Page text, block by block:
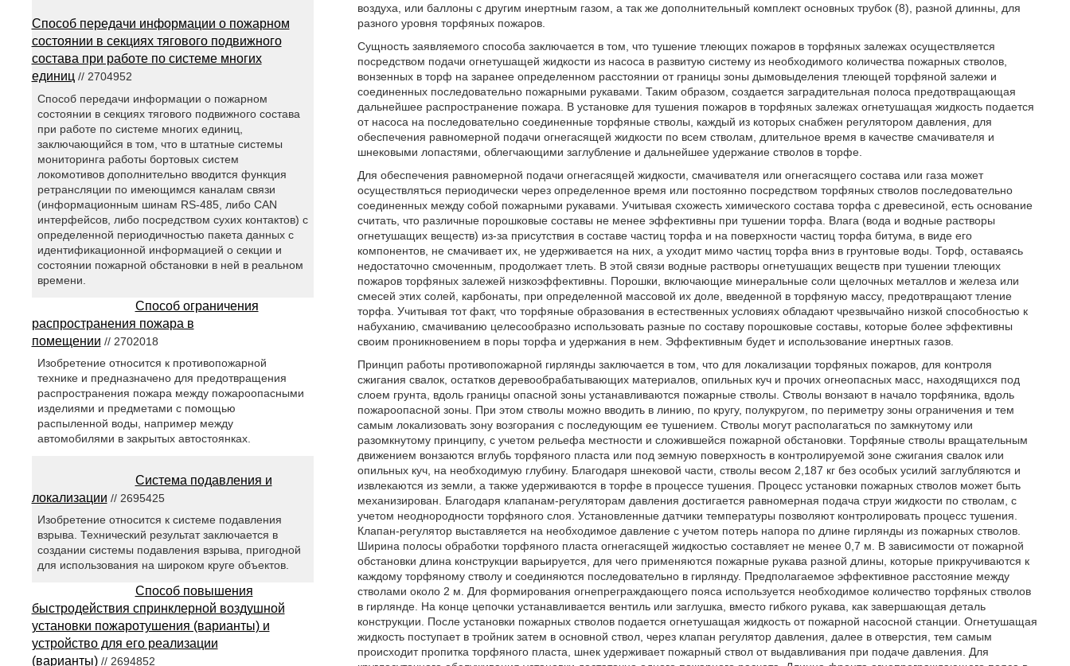
воздуха, или баллоны с другим инертным газом, а так же дополнительный комплект основных трубок (8), разной длинны, для
разного уровня торфяных пожаров.
Сущность заявляемого способа заключается в том, что тушение тлеющих пожаров в торфяных залежах осуществляется
посредством подачи огнетушащей жидкости из насоса в развитую систему из необходимого количества пожарных стволов,
вонзенных в торф на заранее определенном расстоянии от границы зоны дымовыделения тлеющей торфяной залежи и
соединенных последовательно пожарными рукавами. Таким образом, создается заградительная полоса предотвращающая
дальнейшее распространение пожара. В установке для тушения пожаров в торфяных залежах огнетушащая жидкость подается
от насоса на последовательно соединенные торфяные стволы, каждый из которых снабжен регулятором давления, для
обеспечения равномерной подачи огнегасящей жидкости по всем стволам, длительное время в качестве смачивателя и
шнековыми лопастями, облегчающими заглубление и дальнейшее удержание стволов в торфе.
Для обеспечения равномерной подачи огнегасящей жидкости, смачивателя или огнегасящего состава или газа может
осуществляться периодически через определенное время или постоянно посредством торфяных стволов последовательно
соединенных между собой пожарными рукавами. Учитывая схожесть химического состава торфа с древесиной, есть основание
считать, что различные порошковые составы не менее эффективны при тушении торфа. Влага (вода и водные растворы
огнетушащих веществ) из-за присутствия в составе частиц торфа и на поверхности частиц торфа битума, в виде его
компонентов, не смачивает их, не удерживается на них, а уходит мимо частиц торфа вниз в грунтовые воды. Торф, оставаясь
недостаточно смоченным, продолжает тлеть. В этой связи водные растворы огнетушащих веществ при тушении тлеющих
пожаров торфяных залежей низкоэффективны. Порошки, включающие минеральные соли щелочных металлов и железа или
смесей этих солей, карбонаты, при определенной массовой их доле, введенной в торфяную массу, предотвращают тление
торфа. Учитывая тот факт, что торфяные образования в естественных условиях обладают чрезвычайно низкой способностью к
набуханию, смачиванию целесообразно использовать разные по составу порошковые составы, которые более эффективны
своим проникновением в поры торфа и удержания в нем. Эффективным будет и использование инертных газов.
Принцип работы противопожарной гирлянды заключается в том, что для локализации торфяных пожаров, для контроля
сжигания свалок, остатков деревообрабатывающих материалов, опильных куч и прочих огнеопасных масс, находящихся под
слоем грунта, вдоль границы опасной зоны устанавливаются пожарные стволы. Стволы вонзают в начало торфяника, вдоль
пожароопасной зоны. При этом стволы можно вводить в линию, по кругу, полукругом, по периметру зоны ограничения и тем
самым локализовать зону возгорания с последующим ее тушением. Стволы могут располагаться по замкнутому или
разомкнутому принципу, с учетом рельефа местности и сложившейся пожарной обстановки. Торфяные стволы вращательным
движением вонзаются вглубь торфяного пласта или под земную поверхность в контролируемой зоне сжигания свалок или
опильных куч, на необходимую глубину. Благодаря шнековой части, стволы весом 2,187 кг без особых усилий заглубляются и
извлекаются из земли, а также удерживаются в торфе в процессе тушения. Процесс установки пожарных стволов может быть
механизирован. Благодаря клапанам-регуляторам давления достигается равномерная подача струи жидкости по стволам, с
учетом неоднородности торфяного слоя. Установленные датчики температуры позволяют контролировать процесс тушения.
Клапан-регулятор выставляется на необходимое давление с учетом потерь напора по длине гирлянды из пожарных стволов.
Ширина полосы обработки торфяного пласта огнегасящей жидкостью составляет не менее 0,7 м. В зависимости от пожарной
обстановки длина конструкции варьируется, для чего применяются пожарные рукава разной длины, которые прикручиваются к
каждому торфяному стволу и соединяются последовательно в гирлянду. Предполагаемое эффективное расстояние между
стволами около 2 м. Для формирования огнепреграждающего пояса используется необходимое количество торфяных стволов
в гирлянде. На конце цепочки устанавливается вентиль или заглушка, вместо гибкого рукава, как завершающая деталь
конструкции. После установки пожарных стволов подается огнетушащая жидкость от пожарной насосной станции. Огнетушащая
жидкость поступает в тройник затем в основной ствол, через клапан регулятор давления, далее в отверстия, тем самым
происходит пропитка торфяного пласта, шнек удерживает пожарный ствол от выдавливания при подаче давления. Для
Способ передачи информации о пожарном
состоянии в секциях тягового подвижного
состава при работе по системе многих
единиц// 2704952
Способ передачи информации о пожарном
состоянии в секциях тягового подвижного состава
при работе по системе многих единиц,
заключающийся в том, что в штатные системы
мониторинга работы бортовых систем
локомотивов дополнительно вводится функция
ретрансляции по имеющимся каналам связи
(информационным шинам RS-485, либо CAN
интерфейсов, либо посредством сухих контактов) с
определенной периодичностью пакета данных с
идентификационной информацией о секции и
состоянии пожарной обстановки в ней в реальном
времени.
Способ ограничения
распространения пожара в
помещении // 2702018
Изобретение относится к противопожарной
технике и предназначено для предотвращения
распространения пожара между пожароопасными
изделиями и предметами с помощью
распыленной воды, например между
автомобилями в закрытых автостоянках.
Система подавления и
локализации // 2695425
Изобретение относится к системе подавления
взрыва. Технический результат заключается в
создании системы подавления взрыва, пригодной
для использования на широком круге объектов.
Способ повышения
быстродействия спринклерной воздушной
установки пожаротушения (варианты) и
устройство для его реализации
(варианты)// 2694852